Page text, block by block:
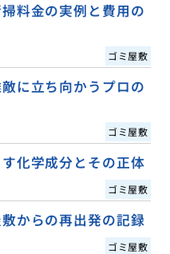
料金の実例と費用の
ゴミ屋敷
に立ち向かうプロの
ゴミ屋敷
化学成分とその正体
ゴミ屋敷
からの再出発の記録
ゴミ屋敷